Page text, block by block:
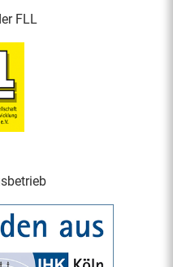
FLL